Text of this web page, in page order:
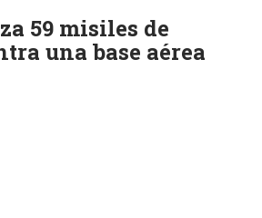
59 misiles de
una base aérea